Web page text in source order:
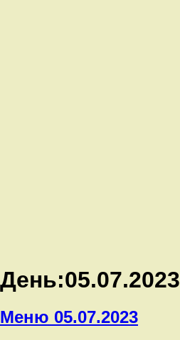
День:05.07.2023
Меню 05.07.2023